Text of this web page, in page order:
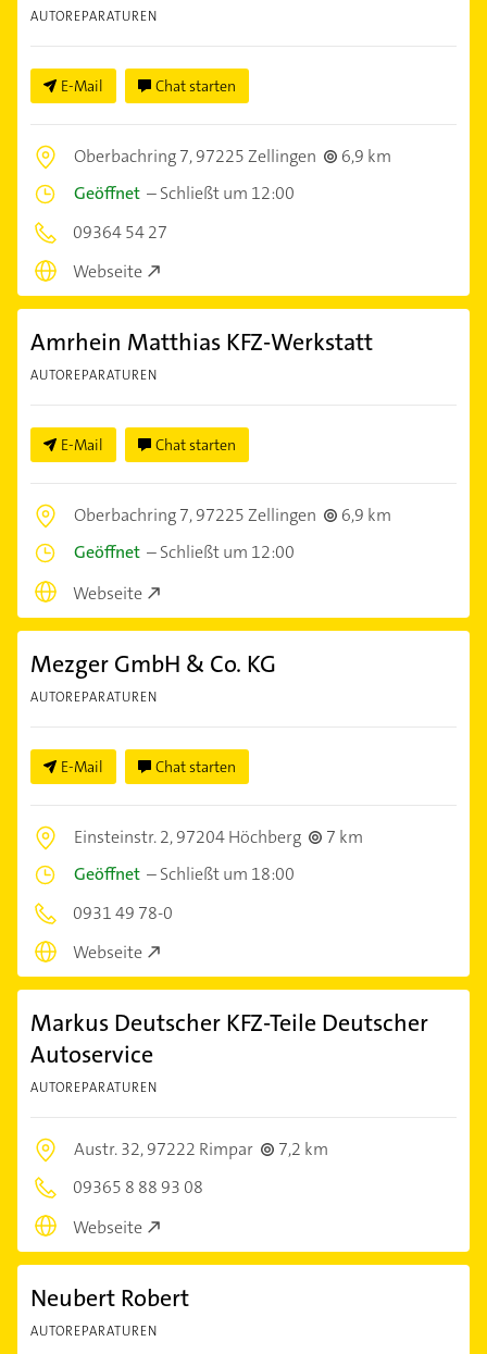
AUTOREPARATUREN
E-Mail Chat starten
Oberbachring 7,97225 Zellingen
6,9 km
Geöffnet –Schließt um 12:00
09364 54 27
Webseite
Amrhein Matthias KFZ-Werkstatt
AUTOREPARATUREN
E-Mail Chat starten
Oberbachring 7,97225 Zellingen
6,9 km
Geöffnet –Schließt um 12:00
Webseite
Mezger GmbH & Co. KG
AUTOREPARATUREN
E-Mail Chat starten
Einsteinstr. 2,97204 Höchberg
7 km
Geöffnet –Schließt um 18:00
0931 49 78-0
Webseite
Markus Deutscher KFZ-Teile Deutscher
Autoservice
AUTOREPARATUREN
Austr. 32,97222 Rimpar
7,2 km
09365 8 88 93 08
Webseite
Neubert Robert
AUTOREPARATUREN